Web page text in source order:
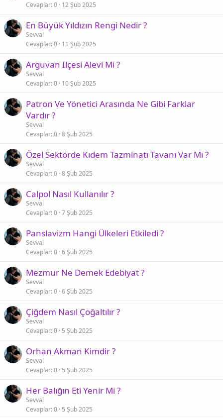
Cevaplar 0 12 Şub 2025
En Büyük Yıldızın Rengi Nedir ?
Sevval
Cevaplar 0 11 Şub 2025
Arguvan Ilçesi Alevi Mi ?
Sevval
Cevaplar 0 10 Şub 2025
Patron Ve Yönetici Arasında Ne Gibi Farklar
Vardır ?
Sevval
Cevaplar 0 8 Şub 2025
Özel Sektörde Kıdem Tazminatı Tavanı Var Mı ?
Sevval
Cevaplar 0 8 Şub 2025
Calpol Nasıl Kullanılır ?
Sevval
Cevaplar 0 7 Şub 2025
Panslavizm Hangi Ülkeleri Etkiledi ?
Sevval
Cevaplar 0 6 Şub 2025
Mezmur Ne Demek Edebiyat ?
Sevval
Cevaplar 0 6 Şub 2025
Çiğdem Nasıl Çoğaltılır ?
Sevval
Cevaplar 0 5 Şub 2025
Orhan Akman Kimdir ?
Sevval
Cevaplar 0 5 Şub 2025
Her Balığın Eti Yenir Mi ?
Sevval
Cevaplar 0 5 Şub 2025